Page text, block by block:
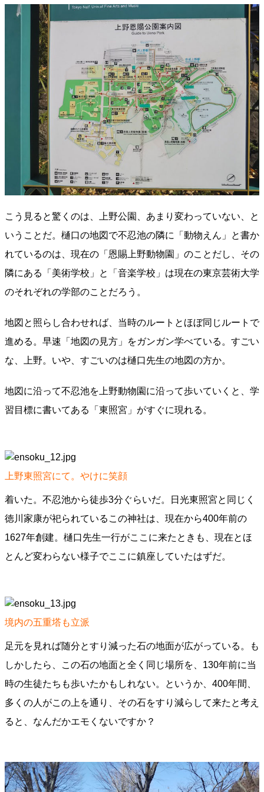
こう見ると驚くのは、上野公園、あまり変わっていない、と
いうことだ。樋口の地図で不忍池の隣に「動物えん」と書か
れているのは、現在の「恩賜上野動物園」のことだし、その
隣にある「美術学校」と「音楽学校」は現在の東京芸術大学
のそれぞれの学部のことだろう。
地図と照らし合わせれば、当時のルートとほぼ同じルートで
進める。早速「地図の見方」をガンガン学べている。すごい
な、上野。いや、すごいのは樋口先生の地図の方か。
地図に沿って不忍池を上野動物園に沿って歩いていくと、学
習目標に書いてある「東照宮」がすぐに現れる。
上野東照宮にて。やけに笑顔
着いた。不忍池から徒歩3分ぐらいだ。日光東照宮と同じく
徳川家康が祀られているこの神社は、現在から400年前の
1627年創建。樋口先生一行がここに来たときも、現在とほ
とんど変わらない様子でここに鎮座していたはずだ。
境内の五重塔も立派
足元を見れば随分とすり減った石の地面が広がっている。も
しかしたら、この石の地面と全く同じ場所を、130年前に当
時の生徒たちも歩いたかもしれない。というか、400年間、
多くの人がこの上を通り、その石をすり減らして来たと考え
ると、なんだかエモくないですか？